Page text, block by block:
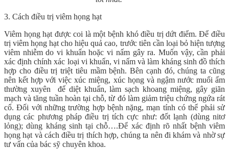
3. Cách điều trị viêm họng hạt
Viêm họng hạt được coi là một bệnh khó điều trị dứt điểm. Để điều
trị viêm họng hạt cho hiệu quả cao, trước tiên cần loại bỏ hiện tượng
viêm nhiễm do vi khuẩn hoặc vi nấm gây ra. Muốn vậy, cần phải
xác định chính xác loại vi khuẩn, vi nấm và làm kháng sinh đồ thích
hợp cho điều trị triệt tiêu mầm bệnh. Bên cạnh đó, chúng ta cũng
nên kết hợp với việc xúc miệng, xúc họng và ngậm nước muối ấm
thường xuyên để diệt khuẩn, làm sạch khoang miệng, gây giãn
mạch và tăng tuần hoàn tại chỗ, từ đó làm giảm triệu chứng ngứa rát
cổ. Đối với những trường hợp bệnh nặng, mạn tính có thể phải sử
dụng các phương pháp điều trị tích cực như: đốt lạnh (dùng nitơ
lỏng); dùng kháng sinh tại chỗ….Để xác định rõ nhất bệnh viêm
họng hạt và cách điều trị thích hợp, chúng ta nên đi khám và nhờ sự
tư vấn của bác sỹ chuyên khoa.